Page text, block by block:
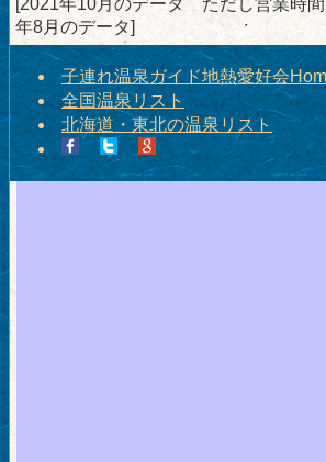
年8月のデータ]
子連れ温泉ガイド地熱愛好会
全国温泉リスト
北海道・東北の温泉リスト